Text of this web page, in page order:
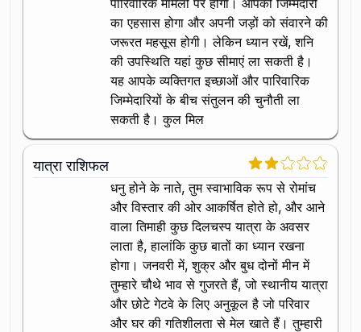
पारिवारिक मामलों पर होगा। आपको जिम्मेदारी
का एहसास होगा और अपनी जड़ों को संवारने की
जरूरत महसूस होगी। लेकिन ध्यान रखें, शनि
की उपस्थिति यहां कुछ सीमाएं ला सकती है।
यह आपके व्यक्तिगत इच्छाओं और पारिवारिक
जिम्मेदारियों के बीच संतुलन की चुनौती ला
सकती है। कुल मिल
यात्रा राशिफल
धनु होने के नाते, तुम स्वाभाविक रूप से रोमांच
और विस्तार की ओर आकर्षित होते हो, और आने
वाला तिमाही कुछ दिलचस्प यात्रा के अवसर
लाता है, हालांकि कुछ बातों का ध्यान रखना
होगा। जनवरी में, शुक्र और बुध दोनों मीन में
तुम्हारे चौथे भाव से गुजरते हैं, जो स्थानीय यात्रा
और छोटे गेटवे के लिए अनुकूल है जो परिवार
और घर की गतिशीलता से मेल खाते हैं। तुम्हारी